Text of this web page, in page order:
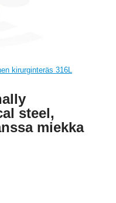
kirurginteräs 316L
steel,
miekka